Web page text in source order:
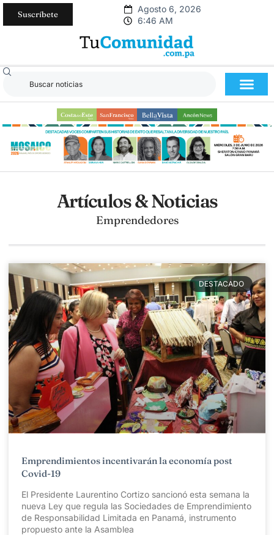
Suscríbete
Agosto 6, 2026
6:46 AM
Artículos & Noticias
Emprendedores
DESTACADO
Emprendimientos incentivarán la economía post
Covid-19
El Presidente Laurentino Cortizo sancionó esta semana la
nueva Ley que regula las Sociedades de Emprendimiento
de Responsabilidad Limitada en Panamá, instrumento
propuesto ante la Asamblea